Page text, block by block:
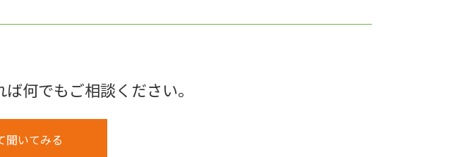
何でもご相談ください。
聞いてみる